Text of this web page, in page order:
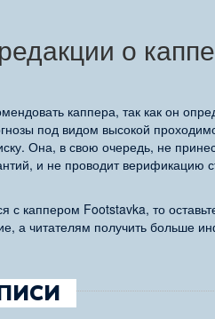
о
каппера, так как он
под видом высокой
Она, в свою очередь, не
и не проводит верификацию
с каппером Footstavka, то
а читателям получить больше